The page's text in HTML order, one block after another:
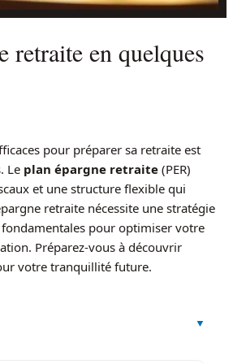
retraite en quelques
pour préparer sa retraite est
Le plan épargne retraite (PER)
et une structure flexible qui
retraite nécessite une stratégie
fondamentales pour optimiser votre
Préparez-vous à découvrir
votre tranquillité future.